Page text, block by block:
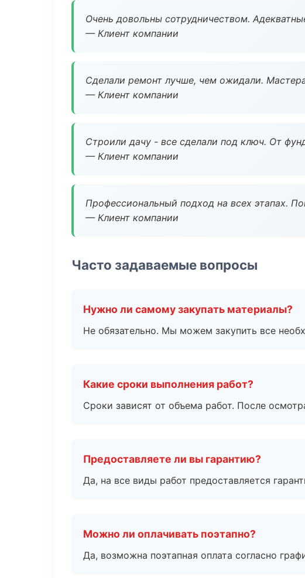
Очень довольны сотрудничеством.
— Клиент компании
Сделали ремонт лучше, чем ожидали.
— Клиент компании
Строили дачу - все сделали под ключ. От
— Клиент компании
Профессиональный подход на всех этапах.
— Клиент компании
Часто задаваемые вопросы
Нужно ли самому закупать материалы?
Не обязательно. Мы можем закупить все
Какие сроки выполнения работ?
Сроки зависят от объема работ. После
Предоставляете ли вы гарантию?
Да, на все виды работ предоставляется
Можно ли оплачивать поэтапно?
Да, возможна поэтапная оплата согласно